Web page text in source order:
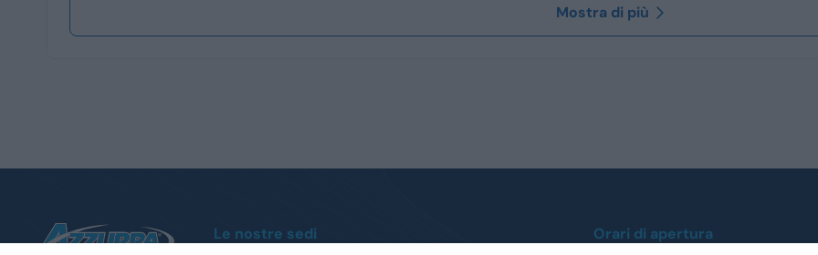
Mostra di più
Le nostre sedi Orari di apertura